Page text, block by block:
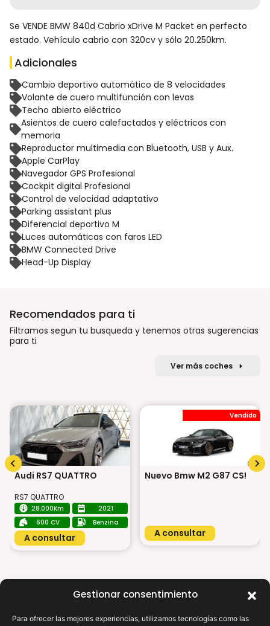
Gestionar consentimiento
Para ofrecer las mejores experiencias, utilizamos tecnologías como las
Se VENDE BMW 840d Cabrio xDrive M Packet en perfecto
estado. Vehículo cabrio con 320cv y sólo 20.250km.
Adicionales
Cambio deportivo automático de 8 velocidades
Volante de cuero multifunción con levas
Techo abierto eléctrico
Asientos de cuero calefactados y eléctricos con
memoria
Reproductor multimedia con Bluetooth, USB y Aux.
Apple CarPlay
Navegador GPS Profesional
Cockpit digital Profesional
Control de velocidad adaptativo
Parking assistant plus
Diferencial deportivo M
Luces automáticas con faros LED
BMW Connected Drive
Head-Up Display
Recomendados para ti
Filtramos segun tu busqueda y tenemos otras sugerencias
para ti
Ver más coches
Audi RS7 QUATTRO
RS7 QUATTRO
28.000Km
2021
600 CV
Benzina
A consultar
Vendido
Nuevo Bmw M2 G87 CS!
A consultar